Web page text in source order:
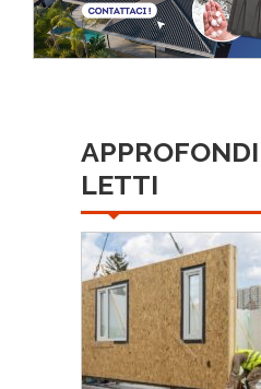
LETTI